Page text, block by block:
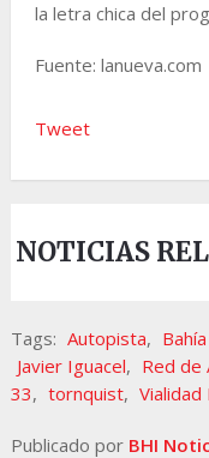
la letra chica del
Fuente: lanueva.com
Tweet
NOTICIAS
Tags: Autopista,
Javier Iguacel, Red de
33, tornquist, Vialidad
Publicado por BHI